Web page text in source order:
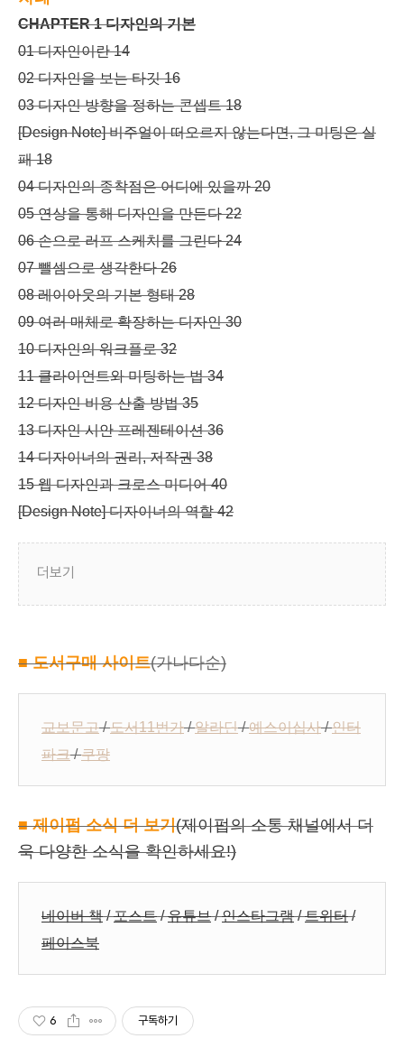
CHAPTER 1 디자인의 기본
01 디자인이란 14
02 디자인을 보는 타깃 16
03 디자인 방향을 정하는 콘셉트 18
[Design Note] 비주얼이 떠오르지 않는다면, 그 미팅은 실
패 18
04 디자인의 종착점은 어디에 있을까 20
05 연상을 통해 디자인을 만든다 22
06 손으로 러프 스케치를 그린다 24
07 뺄셈으로 생각한다 26
08 레이아웃의 기본 형태 28
09 여러 매체로 확장하는 디자인 30
10 디자인의 워크플로 32
11 클라이언트와 미팅하는 법 34
12 디자인 비용 산출 방법 35
13 디자인 시안 프레젠테이션 36
14 디자이너의 권리, 저작권 38
15 웹 디자인과 크로스 미디어 40
[Design Note] 디자이너의 역할 42
더보기
■ 도서구매 사이트(가나다순)
교보문고/도서11번가/알라딘/예스이십사/인터
파크/쿠팡
■제이펍 소식 더 보기(제이펍의 소통 채널에서 더
욱 다양한 소식을 확인하세요!)
네이버 책/포스트/유튜브/인스타그램/트위터/
페이스북
6 구독하기